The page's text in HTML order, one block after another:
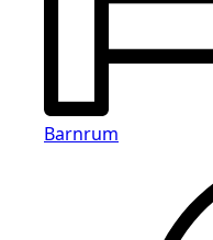
Barnrum